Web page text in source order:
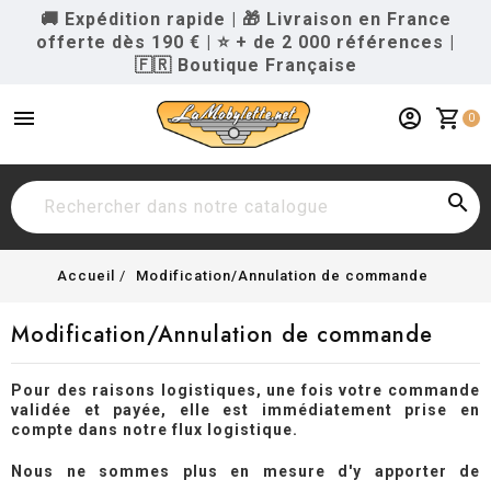
🚚 Expédition rapide | 🎁 Livraison en France
offerte dès 190 € | ⭐ + de 2 000 références |
🇫🇷 Boutique Française
menu shopping_cart 0
account_circle

Accueil Modification/Annulation de commande
Modification/Annulation de commande
Pour des raisons logistiques, une fois votre commande
validée et payée, elle est immédiatement prise en
compte dans notre flux logistique.
Nous ne sommes plus en mesure d'y apporter de